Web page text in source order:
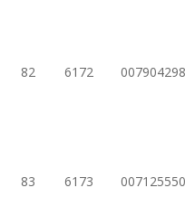
82 6172
83 6173